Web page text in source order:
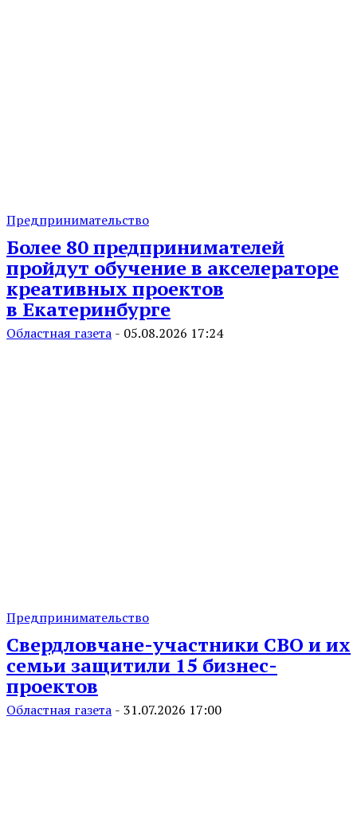
Предпринимательство
Более 80 предпринимателей
пройдут обучение в акселераторе
креативных проектов
в Екатеринбурге
Областная газета - 05.08.2026 17:24
Предпринимательство
Свердловчане-участники СВО и их
семьи защитили 15 бизнес-
проектов
Областная газета - 31.07.2026 17:00